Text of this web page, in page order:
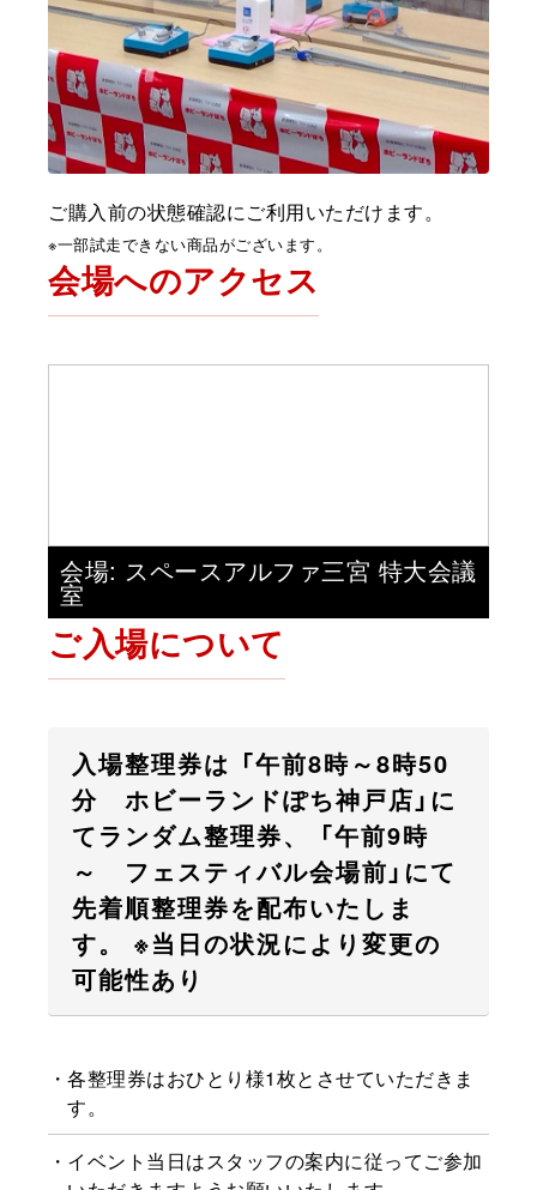
ご購入前の状態確認にご利用いただけます。
※一部試走できない商品がございます。
会場へのアクセス
会場: スペースアルファ三宮 特大会議
室
ご入場について
入場整理券は 「午前8時～8時50
分 ホビーランドぽち神戸店」に
てランダム整理券、
「午前9時
～ フェスティバル会場前」にて
先着順整理券を配布いたしま
す。
※当日の状況により変更の
可能性あり
各整理券はおひとり様1枚とさせていただきま
す。
イベント当日はスタッフの案内に従ってご参加